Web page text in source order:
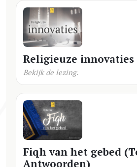
Religieuze innovaties
Bekijk de lezing.
Fiqh van het gebed
Antwoorden)